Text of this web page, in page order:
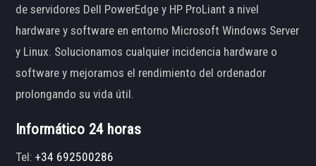
de servidores Dell PowerEdge y HP ProLiant a nivel
hardware y software en entorno Microsoft Windows Server
y Linux. Solucionamos cualquier incidencia hardware o
software y mejoramos el rendimiento del ordenador
prolongando su vida útil.
Informático 24 horas
Tel:+34 692500286